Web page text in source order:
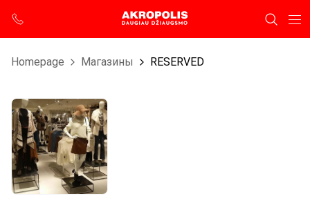
Homepage Магазины RESERVED